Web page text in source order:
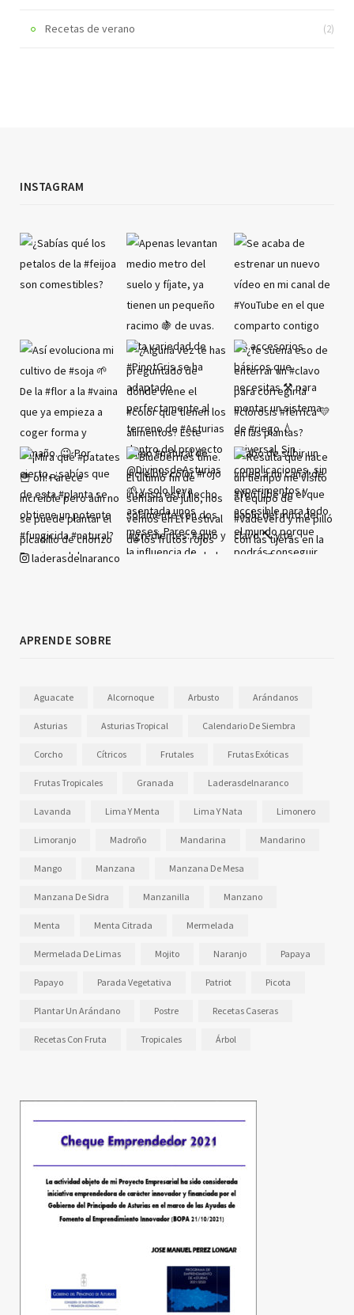
Recetas de verano (2)
INSTAGRAM
laderasdelnaranco
APRENDE SOBRE
Aguacate Alcornoque Arbusto Arándanos
Asturias Asturias Tropical Calendario De Siembra
Corcho Cítricos Frutales Frutas Exóticas
Frutas Tropicales Granada Laderasdelnaranco
Lavanda Lima Y Menta Lima Y Nata Limonero
Limoranjo Madroño Mandarina Mandarino
Mango Manzana Manzana De Mesa
Manzana De Sidra Manzanilla Manzano
Menta Menta Citrada Mermelada
Mermelada De Limas Mojito Naranjo Papaya
Papayo Parada Vegetativa Patriot Picota
Plantar Un Arándano Postre Recetas Caseras
Recetas Con Fruta Tropicales Árbol